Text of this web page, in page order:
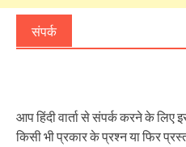
संपर्क
आप हिंदी वार्ता से संपर्क करने के लिए
किसी भी प्रकार के प्रश्न या फिर